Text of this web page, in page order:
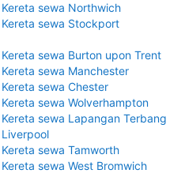
Kereta sewa Northwich
Kereta sewa Stockport
Kereta sewa Burton upon Trent
Kereta sewa Manchester
Kereta sewa Chester
Kereta sewa Wolverhampton
Kereta sewa Lapangan Terbang
Liverpool
Kereta sewa Tamworth
Kereta sewa West Bromwich